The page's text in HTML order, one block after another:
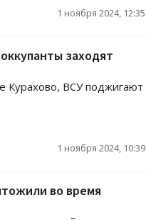
1 ноября 2024, 12:35
заходят
Курахово, ВСУ поджигают
1 ноября 2024, 10:39
во время